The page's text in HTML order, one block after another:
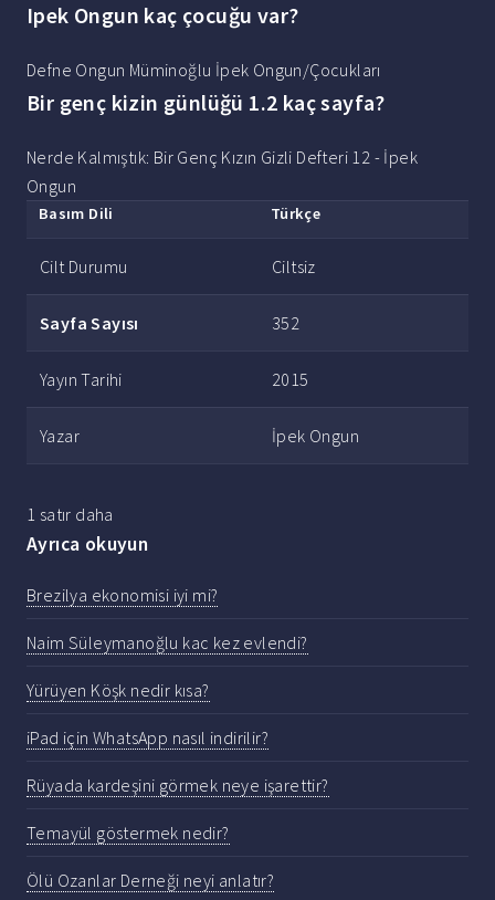
Ipek Ongun kaç çocuğu var?
Defne Ongun Müminoğlu İpek Ongun/Çocukları
Bir genç kizin günlüğü 1.2 kaç sayfa?
Nerde Kalmıştık: Bir Genç Kızın Gizli Defteri 12 - İpek
Ongun
Basım Dili Türkçe
Cilt Durumu Ciltsiz
Sayfa Sayısı 352
Yayın Tarihi 2015
Yazar İpek Ongun
1 satır daha
Ayrıca okuyun
Brezilya ekonomisi iyi mi?
Naim Süleymanoğlu kac kez evlendi?
Yürüyen Köşk nedir kısa?
iPad için WhatsApp nasıl indirilir?
Rüyada kardeşini görmek neye işarettir?
Temayül göstermek nedir?
Ölü Ozanlar Derneği neyi anlatır?